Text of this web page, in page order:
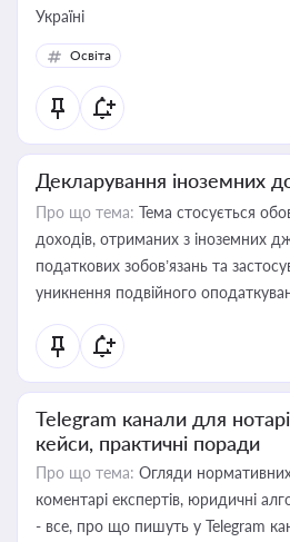
Україні
Освіта
Декларування іноземних
Про що тема: Тема стосується
доходів, отриманих з іноземних
податкових зобов’язань та
уникнення подвійного
Telegram канали для
кейси, практичні поради
Про що тема: Огляди
коментарі експертів, юридичні
- все, про що пишуть у Telegram